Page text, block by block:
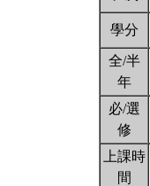
學分
全/半
年
必/選
修
上課時
間